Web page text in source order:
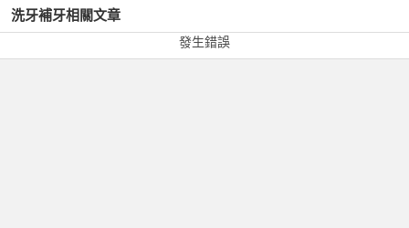
洗牙補牙相關文章
發生錯誤